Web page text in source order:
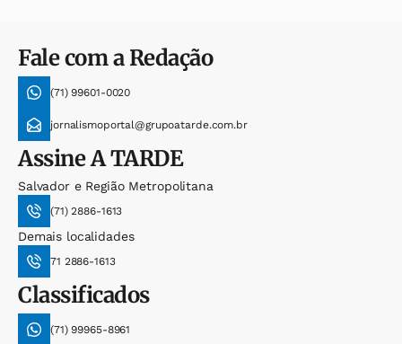
Fale com a Redação
(71) 99601-0020
jornalismoportal@grupoatarde.com.br
AssineA TARDE
Salvador e Região Metropolitana
(71) 2886-1613
Demais localidades
71 2886-1613
Classificados
(71) 99965-8961